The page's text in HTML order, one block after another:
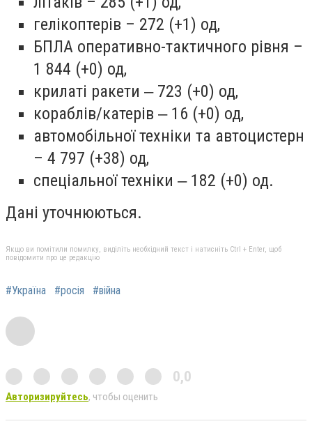
гелікоптерів – 272 (+1) од,
БПЛА оперативно-тактичного рівня –
1 844 (+0) од,
крилаті ракети ‒ 723 (+0) од,
кораблів/катерів ‒ 16 (+0) од,
автомобільної техніки та автоцистерн
– 4 797 (+38) од,
спеціальної техніки ‒ 182 (+0) од.
Дані уточнюються.
Якщо ви помітили помилку, виділіть необхідний текст і натисніть Ctrl + Enter, щоб
повідомити про це редакцію
#Україна #росія #війна
0,0
Авторизируйтесь, чтобы оценить